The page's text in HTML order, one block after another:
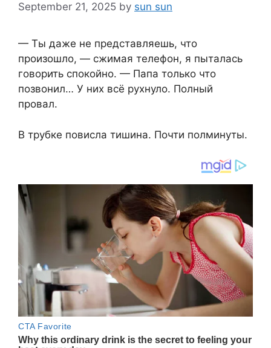
September 21, 2025 by sun sun
— Ты даже не представляешь, что
произошло, — сжимая телефон, я пыталась
говорить спокойно. — Папа только что
позвонил… У них всё рухнуло. Полный
провал.
В трубке повисла тишина. Почти полминуты.